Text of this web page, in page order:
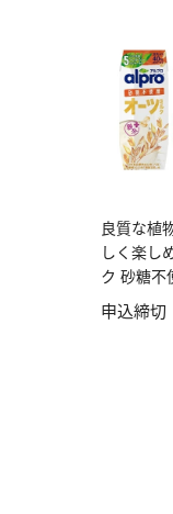
良質な植
しく楽し
ク 砂糖不
申込締切